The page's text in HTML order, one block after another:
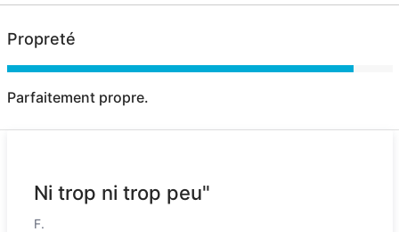
Propreté
Parfaitement propre.
Ni trop ni trop peu"
F.